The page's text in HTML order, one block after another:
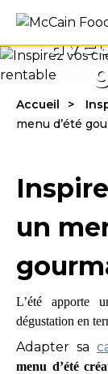
Accueil
menu d’été
un
L’été apporte
dégustation en
Adapter sa
menu d’été